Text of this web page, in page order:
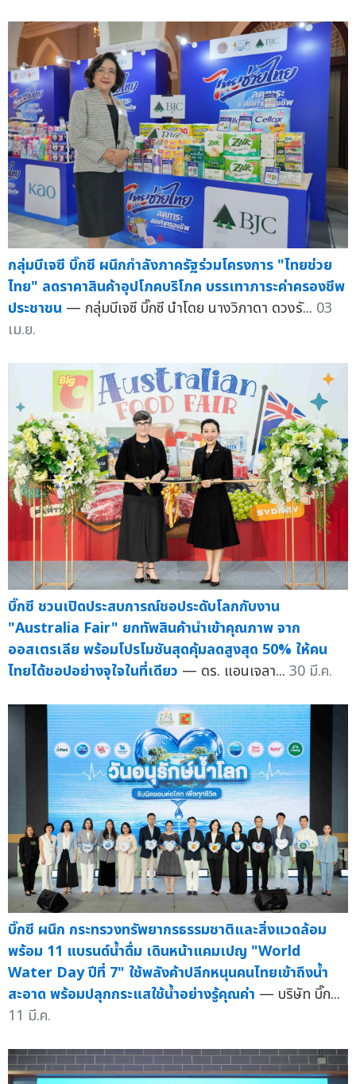
กลุ่มบีเจซี บิ๊กซี ผนึกกำลังภาครัฐร่วมโครงการ "ไทยช่วย
ไทย" ลดราคาสินค้าอุปโภคบริโภค บรรเทาภาระค่าครองชีพ
ประชาชน — กลุ่มบีเจซี บิ๊กซี นำโดย นางวิภาดา ดวงรั... 03
เม.ย.
บิ๊กซี ชวนเปิดประสบการณ์ชอประดับโลกกับงาน
"Australia Fair" ยกทัพสินค้านำเข้าคุณภาพ จาก
ออสเตรเลีย พร้อมโปรโมชันสุดคุ้มลดสูงสุด 50% ให้คน
ไทยได้ชอปอย่างจุใจในที่เดียว — ดร. แอนเจลา... 30 มี.ค.
บิ๊กซี ผนึก กระทรวงทรัพยากรธรรมชาติและสิ่งแวดล้อม
พร้อม 11 แบรนด์น้ำดื่ม เดินหน้าแคมเปญ "World
Water Day ปีที่ 7" ใช้พลังค้าปลีกหนุนคนไทยเข้าถึงน้ำ
สะอาด พร้อมปลุกกระแสใช้น้ำอย่างรู้คุณค่า — บริษัท บิ๊ก...
11 มี.ค.